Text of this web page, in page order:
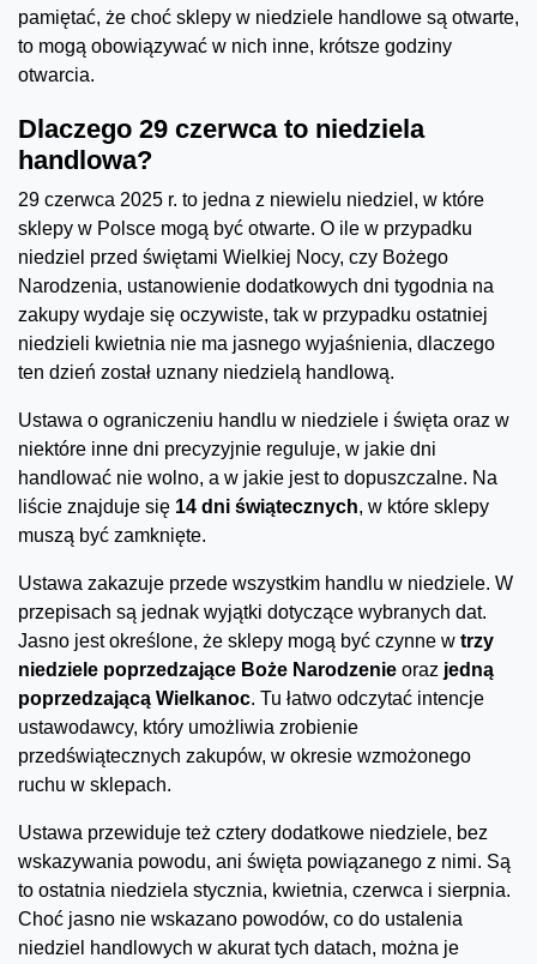
pamiętać, że choć sklepy w niedziele handlowe są otwarte,
to mogą obowiązywać w nich inne, krótsze godziny
otwarcia.
Dlaczego 29 czerwca to niedziela
handlowa?
29 czerwca 2025 r. to jedna z niewielu niedziel, w które
sklepy w Polsce mogą być otwarte. O ile w przypadku
niedziel przed świętami Wielkiej Nocy, czy Bożego
Narodzenia, ustanowienie dodatkowych dni tygodnia na
zakupy wydaje się oczywiste, tak w przypadku ostatniej
niedzieli kwietnia nie ma jasnego wyjaśnienia, dlaczego
ten dzień został uznany niedzielą handlową.
Ustawa o ograniczeniu handlu w niedziele i święta oraz w
niektóre inne dni precyzyjnie reguluje, w jakie dni
handlować nie wolno, a w jakie jest to dopuszczalne. Na
liście znajduje się 14 dni świątecznych, w które sklepy
muszą być zamknięte.
Ustawa zakazuje przede wszystkim handlu w niedziele. W
przepisach są jednak wyjątki dotyczące wybranych dat.
Jasno jest określone, że sklepy mogą być czynne w trzy
niedziele poprzedzające Boże Narodzenie oraz jedną
poprzedzającą Wielkanoc. Tu łatwo odczytać intencje
ustawodawcy, który umożliwia zrobienie
przedświątecznych zakupów, w okresie wzmożonego
ruchu w sklepach.
Ustawa przewiduje też cztery dodatkowe niedziele, bez
wskazywania powodu, ani święta powiązanego z nimi. Są
to ostatnia niedziela stycznia, kwietnia, czerwca i sierpnia.
Choć jasno nie wskazano powodów, co do ustalenia
niedziel handlowych w akurat tych datach, można je